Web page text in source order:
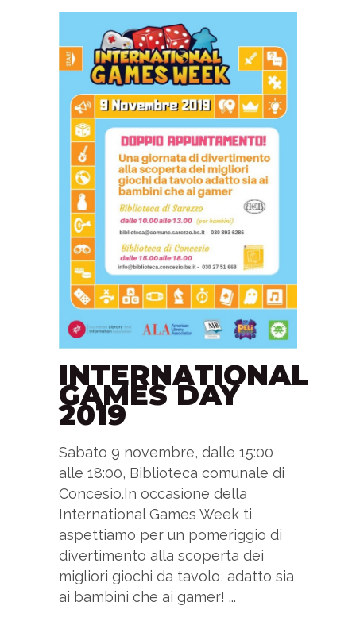
INTERNATIONAL
GAMES DAY
2019
Sabato 9 novembre, dalle 15:00
alle 18:00, Biblioteca comunale di
Concesio.In occasione della
International Games Week ti
aspettiamo per un pomeriggio di
divertimento alla scoperta dei
migliori giochi da tavolo, adatto sia
ai bambini che ai gamer! ...